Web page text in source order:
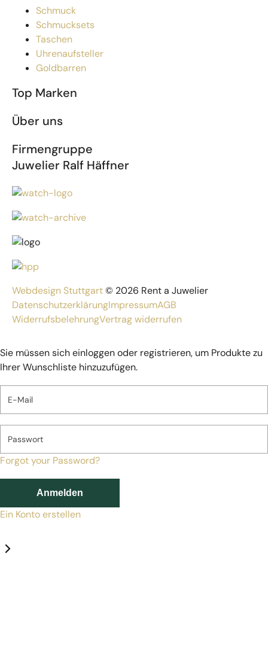
Schmuck
Schmucksets
Taschen
Uhrenaufsteller
Goldbarren
Top Marken
Über uns
Firmengruppe
Juwelier Ralf Häffner
Webdesign Stuttgart© 2026 Rent a Juwelier
DatenschutzerklärungImpressumAGB
WiderrufsbelehrungVertrag widerrufen
Sie müssen sich einloggen oder registrieren, um Produkte zu
Ihrer Wunschliste hinzuzufügen.
E-Mail
Passwort
Forgot your Password?
Anmelden
Ein Konto erstellen